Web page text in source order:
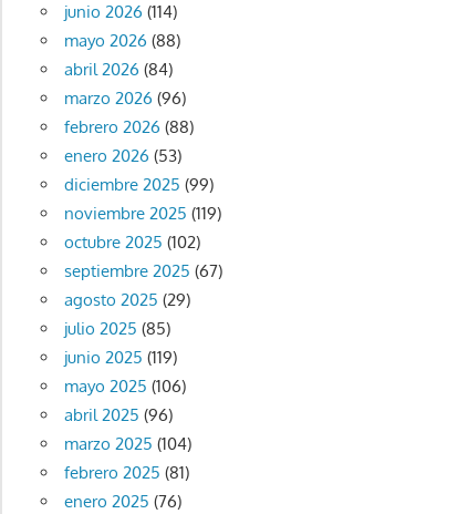
junio 2026 (114)
mayo 2026 (88)
abril 2026 (84)
marzo 2026 (96)
febrero 2026 (88)
enero 2026 (53)
diciembre 2025 (99)
noviembre 2025 (119)
octubre 2025 (102)
septiembre 2025 (67)
agosto 2025 (29)
julio 2025 (85)
junio 2025 (119)
mayo 2025 (106)
abril 2025 (96)
marzo 2025 (104)
febrero 2025 (81)
enero 2025 (76)